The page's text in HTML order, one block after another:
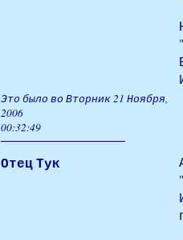
Это было во Вторник 21 Ноября,
2006
00:32:49
Отец Тук